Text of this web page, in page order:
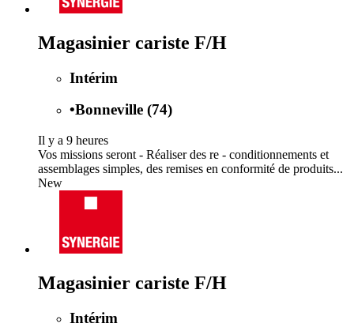
Magasinier cariste F/H
Intérim
•Bonneville (74)
Il y a 9 heures
Vos missions seront - Réaliser des re - conditionnements et
assemblages simples, des remises en conformité de produits...
New
Magasinier cariste F/H
Intérim